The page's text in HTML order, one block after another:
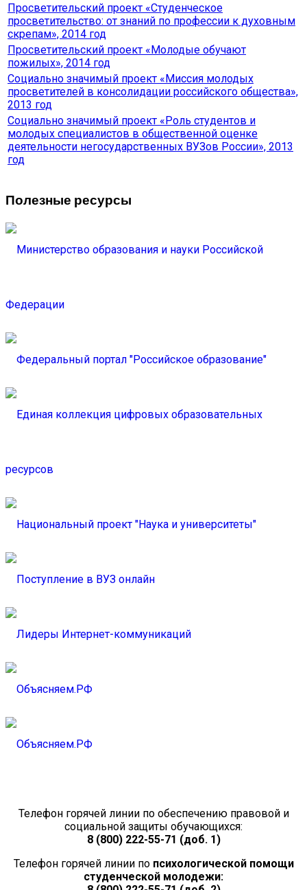
Просветительский проект «Студенческое
просветительство: от знаний по профессии к духовным
скрепам», 2014 год
Просветительский проект «Молодые обучают
пожилых», 2014 год
Социально значимый проект «Миссия молодых
просветителей в консолидации российского общества»,
2013 год
Социально значимый проект «Роль студентов и
молодых специалистов в общественной оценке
деятельности негосударственных ВУЗов России», 2013
год
Полезные ресурсы
Телефон горячей линии по обеспечению правовой и
социальной защиты обучающихся:
8 (800) 222-55-71 (доб. 1)
Телефон горячей линии попсихологической помощи
студенческой молодежи: